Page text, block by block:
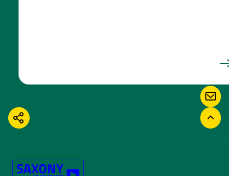
COMPARTILHAR